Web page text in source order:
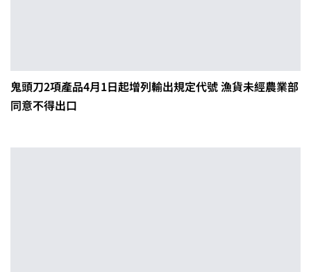
鬼頭刀2項產品4月1日起增列輸出規定代號 漁貨未經農業部
同意不得出口